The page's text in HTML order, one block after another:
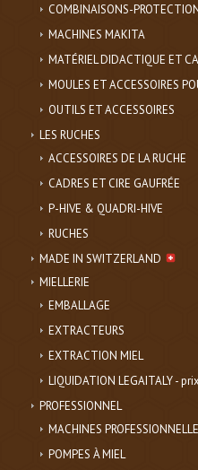
COMBINAISONS-
MACHINES MAKITA
MATÉRIEL DIDACTIQUE ET
MOULES ET ACCESSOIRES
OUTILS ET ACCESSOIRES
LES RUCHES
ACCESSOIRES DE LA RUCHE
CADRES ET CIRE GAUFRÉE
P-HIVE & QUADRI-HIVE
RUCHES
MADE IN SWITZERLAND
MIELLERIE
EMBALLAGE
EXTRACTEURS
EXTRACTION MIEL
LIQUIDATION LEGAITALY -
PROFESSIONNEL
MACHINES
POMPES À MIEL